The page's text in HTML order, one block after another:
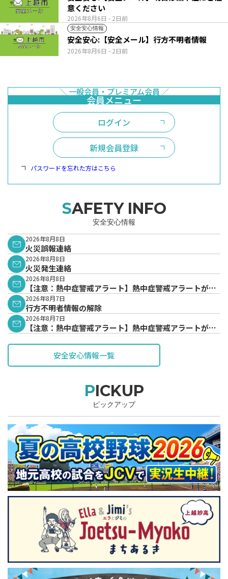
2026年8月6日 - 2日前
意ください
安全安心情報
2026年8月6日 - 2日前
安全安心:【安全メール】行方不明者情報
ログイン
新規会員登録
パスワードを忘れた方はこちら
SAFETY INFO
安全安心情報
2026年8月8日
火災誤報連絡
2026年8月8日
火災発生連絡
2026年8月8日
【注意：熱中症警戒アラート】熱中症警戒アラートが発
表されています。
2026年8月7日
行方不明者情報の解除
2026年8月7日
【注意：熱中症警戒アラート】熱中症警戒アラートが発
安全安心情報一覧
PICKUP
ピックアップ